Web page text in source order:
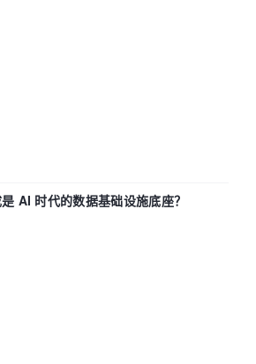
AI 时代的数据基础设施底座？